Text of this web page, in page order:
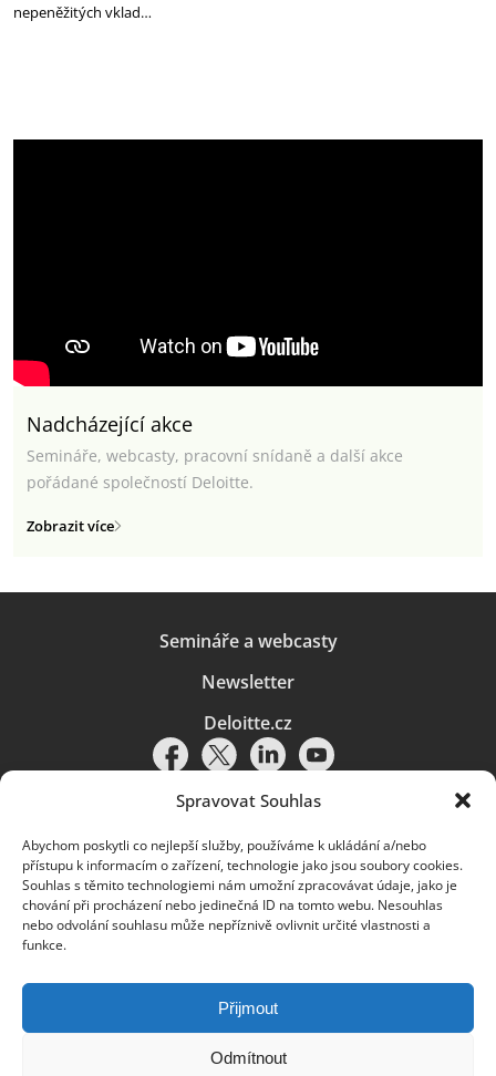
Spravovat Souhlas
Abychom poskytli co nejlepší služby, používáme k ukládání a/nebo
přístupu k informacím o zařízení, technologie jako jsou soubory cookies.
Souhlas s těmito technologiemi nám umožní zpracovávat údaje, jako je
chování při procházení nebo jedinečná ID na tomto webu. Nesouhlas
nebo odvolání souhlasu může nepříznivě ovlivnit určité vlastnosti a
funkce.
Přijmout
Odmítnout
nepeněžitých vklad…
Nadcházející akce
Semináře, webcasty, pracovní snídaně a další akce
pořádané společností Deloitte.
Zobrazit více
Semináře a webcasty
Newsletter
Deloitte.cz
Pravidla používání|Ochrana osobních údajů|Soubory cookies |
Deloitte.cz
© 2026. Více informací najdete vPravidlech používání.
Deloitte označuje jednu či více společností globální sítě členských
a přidružené subjekty (souhrnně „organizace Deloitte“). Společnost DTTL
(rovněž označovaná jako „Deloitte Global“) a každá z jejích členských
společností a jejich přidružených subjektů je samostatným a nezávislým
právním subjektem, který není oprávněn zavazovat nebo přijímat závazky
za jinou z těchto členských společností a jejich přidružených subjektů ve